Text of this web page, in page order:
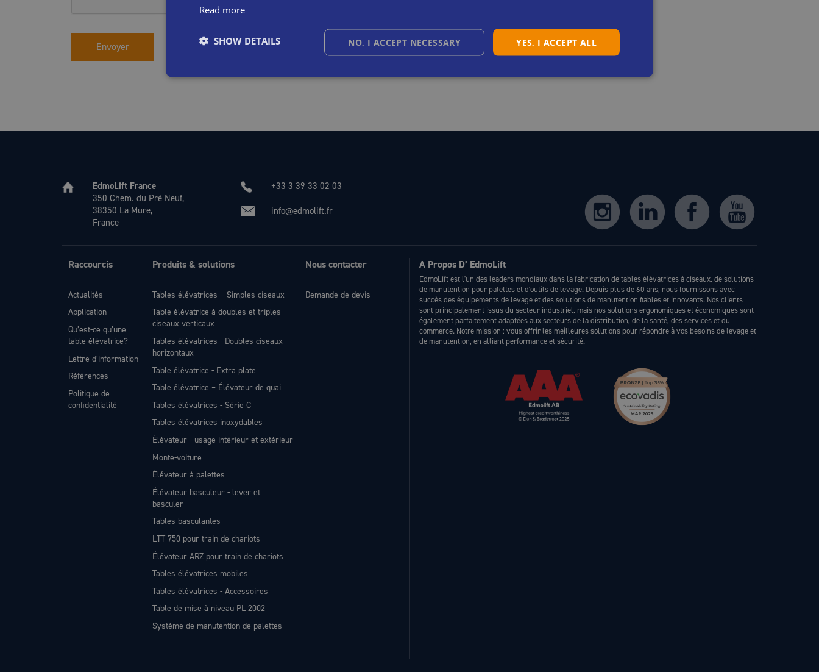
Envoyer
EdmoLift France
350 Chem. du Pré Neuf,
38350 La Mure,
France
+33 3 39 33 02 03
info@edmolift.fr
Raccourcis
Actualités
Application
Qu’est-ce qu’une
table élévatrice?
Lettre d’information
Références
Politique de
confidentialité
Produits & solutions
Tables élévatrices – Simples ciseaux
Table élévatrice à doubles et triples
ciseaux verticaux
Tables élévatrices - Doubles ciseaux
horizontaux
Table élévatrice - Extra plate
Table élévatrice – Élévateur de quai
Tables élévatrices - Série C
Tables élévatrices inoxydables
Élévateur - usage intérieur et extérieur
Monte-voiture
Élévateur à palettes
Élévateur basculeur - lever et
basculer
Tables basculantes
LTT 750 pour train de chariots
Élévateur ARZ pour train de chariots
Tables élévatrices mobiles
Tables élévatrices - Accessoires
Table de mise à niveau PL 2002
Système de manutention de palettes
Nous contacter
Demande de devis
A Propos D’ EdmoLift
EdmoLift est l'un des leaders mondiaux dans la fabrication de tables élévatrices à ciseaux, de solutions
de manutention pour palettes et d'outils de levage. Depuis plus de 60 ans, nous fournissons avec
succès des équipements de levage et des solutions de manutention fiables et innovants. Nos clients
sont principalement issus du secteur industriel, mais nos solutions ergonomiques et économiques sont
également parfaitement adaptées aux secteurs de la distribution, de la santé, des services et du
commerce. Notre mission : vous offrir les meilleures solutions pour répondre à vos besoins de levage et
de manutention, en alliant performance et sécurité.
DUTCH
FRENCH
Read more
YES, I ACCEPT ALL
NO, I ACCEPT NECESSARY
SHOW DETAILS